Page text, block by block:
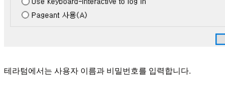
테라텀에서는 사용자 이름과 비밀번호를 입력합니다.